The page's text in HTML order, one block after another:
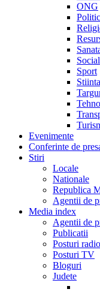
ONG
Social
Sport
Evenimente
Conferinte de
Stiri
Locale
Nationale
Republica
Agentii de
Media index
Agentii de
Publicatii
Posturi radio
Posturi TV
Bloguri
Judete